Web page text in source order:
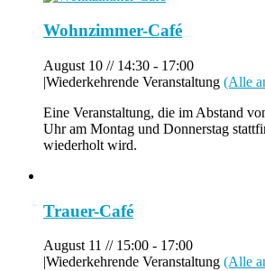
Wohnzimmer-Café
August 10 // 14:30 - 17:00
|Wiederkehrende Veranstaltung (Alle
Eine Veranstaltung, die im Abstand
Uhr am Montag und Donnerstag
wiederholt wird.
Trauer-Café
August 11 // 15:00 - 17:00
|Wiederkehrende Veranstaltung (Alle